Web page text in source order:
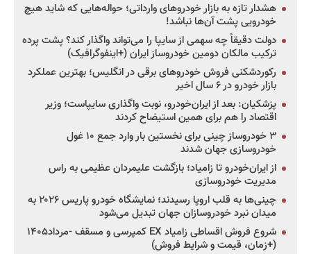
هشدار تازه به بازار خودروهای وارداتی؛ حواله‌هایی که شاید هیچ
خودرویی پشت آن‌ها نباشد!
دولت دقیقاً چه سهمی از سایپا را می‌تواند واگذار کند؟ پشت پرده
ترکیب مالکان دومین خودروساز ایران (+اینفوگرافیک)
رکوردشکنی فروش خودروهای برقی در انگلیس؛ بهترین عملکرد
بازار خودرو در ۶ سال اخیر
پزشکیان: بعد از ایران‌خودرو، نوبت واگذاری سایپاست؛ وزیر
اقتصاد را هم برای همین استیضاح کردند
۳ خودروساز چینی برای نخستین بار وارد جمع ۱۰ غول
خودروسازی جهان شدند
از ایران‌خودرو تا زامیاد؛ بازگشت علیمردان عظیمی به راس
مدیریت خودروسازی
چینی‌ها به قلب اروپا رسیدند؛ نمایشگاه خودرو پاریس ۲۰۲۶ به
میدان نبرد خودروسازان جهان تبدیل می‌شود
شروع فروش اقساطی زامیاد EX کمپرسی و مسقف -مرداد۱۴۰۵
(+زمان، قیمت و شرایط فروش)